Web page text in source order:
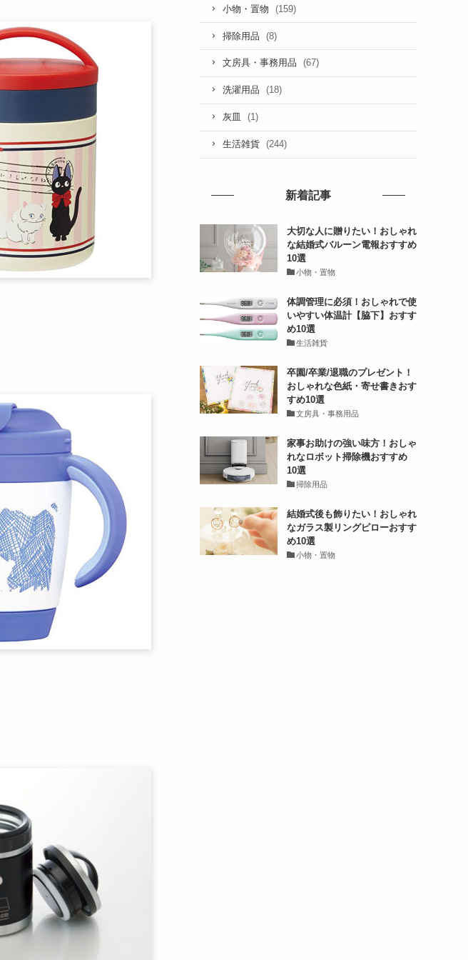
小物・置物 (159)
掃除用品 (8)
文房具・事務用品 (67)
洗濯用品 (18)
灰皿 (1)
生活雑貨 (244)
新着記事
大切な人に贈りたい！おしゃれ
な結婚式バルーン電報おすすめ
10選
小物・置物
体調管理に必須！おしゃれで使
いやすい体温計【脇下】おすす
め10選
生活雑貨
卒園/卒業/退職のプレゼント！
おしゃれな色紙・寄せ書きおす
すめ10選
文房具・事務用品
家事お助けの強い味方！おしゃ
れなロボット掃除機おすすめ
10選
掃除用品
結婚式後も飾りたい！おしゃれ
なガラス製リングピローおすす
め10選
小物・置物